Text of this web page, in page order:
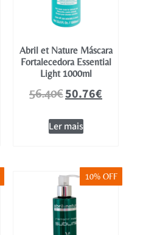
Abril et Nature Máscara
Fortalecedora Essential
Light 1000ml
56.40€50.76€
Ler mais
10% OFF